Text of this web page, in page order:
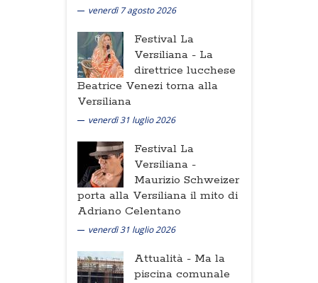
venerdì 7 agosto 2026
Festival La
Versiliana - La
direttrice lucchese
Beatrice Venezi torna alla
Versiliana
venerdì 31 luglio 2026
Festival La
Versiliana -
Maurizio Schweizer
porta alla Versiliana il mito di
Adriano Celentano
venerdì 31 luglio 2026
Attualità - Ma la
piscina comunale